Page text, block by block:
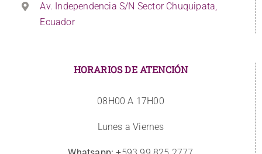
Av. Independencia S/N Sector Chuquipata,
Ecuador
HORARIOS DE ATENCIÓN
08H00 A 17H00
Lunes a Viernes